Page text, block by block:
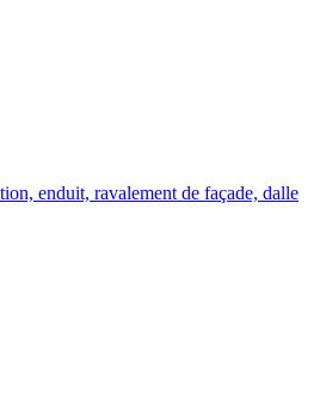
enduit, ravalement de façade, dalle